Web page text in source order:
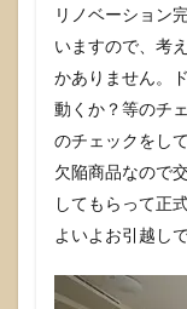
リノベーション
いますので、考
かありません。
動くか？等のチ
のチェックをし
欠陥商品なので
してもらって正
よいよお引越しで